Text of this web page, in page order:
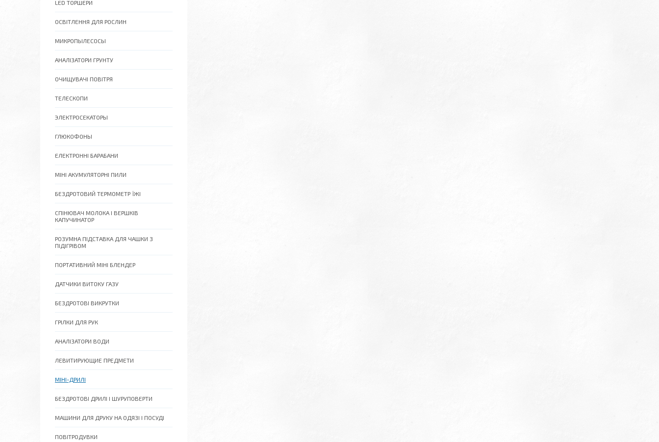
LED ТОРШЕРИ
ОСВІТЛЕННЯ ДЛЯ РОСЛИН
МИКРОПЫЛЕСОСЫ
АНАЛІЗАТОРИ ГРУНТУ
ОЧИЩУВАЧІ ПОВІТРЯ
ТЕЛЕСКОПИ
ЭЛЕКТРОСЕКАТОРЫ
ГЛЮКОФОНЫ
ЕЛЕКТРОННІ БАРАБАНИ
МІНІ АКУМУЛЯТОРНІ ПИЛИ
БЕЗДРОТОВИЙ ТЕРМОМЕТР ЇЖІ
СПІНЮВАЧ МОЛОКА І ВЕРШКІВ
КАПУЧИНАТОР
РОЗУМНА ПІДСТАВКА ДЛЯ ЧАШКИ З
ПІДІГРІВОМ
ПОРТАТИВНИЙ МІНІ БЛЕНДЕР
ДАТЧИКИ ВИТОКУ ГАЗУ
БЕЗДРОТОВІ ВИКРУТКИ
ГРІЛКИ ДЛЯ РУК
АНАЛІЗАТОРИ ВОДИ
ЛЕВИТИРУЮЩИЕ ПРЕДМЕТИ
МІНІ-ДРИЛІ
БЕЗДРОТОВІ ДРИЛІ І ШУРУПОВЕРТИ
МАШИНИ ДЛЯ ДРУКУ НА ОДЯЗІ І ПОСУДІ
ПОВІТРОДУВКИ